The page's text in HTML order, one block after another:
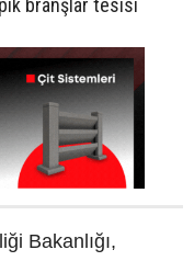
branşlar tesisi
Bakanlığı,